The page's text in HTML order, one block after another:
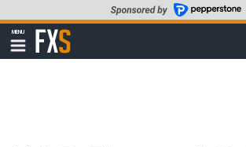
至
要
MENU
顯
示
FXStreet